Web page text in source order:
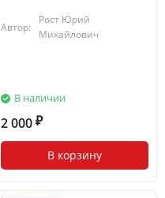
Автор:
Рост Юрий
Михайлович
В наличии
2 000 ₽
В корзину